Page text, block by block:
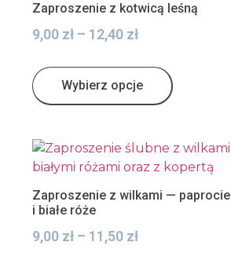
Zaproszenie z kotwicą leśną
9,00 zł – 12,40 zł
Wybierz opcje
Zaproszenie z wilkami — paprocie
i białe róże
9,00 zł – 11,50 zł